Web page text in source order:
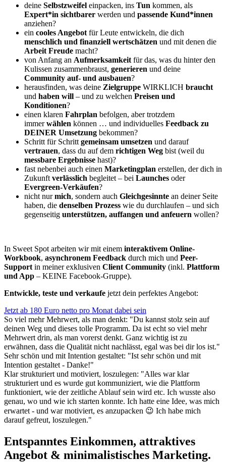
deine Selbstzweifel einpacken, ins Tun kommen, als
Expert*in sichtbarer werden und passende Kund*innen
anziehen?
ein cooles Angebot für Leute entwickeln, die dich
menschlich und finanziell wertschätzen und mit denen die
Arbeit Freude macht?
von Anfang an Aufmerksamkeit für das, was du hinter den
Kulissen zusammenbraust, generieren und deine
Community auf- und ausbauen?
herausfinden, was deine Zielgruppe WIRKLICH braucht
und haben will – und zu welchen Preisen und
Konditionen?
einen klaren Fahrplan befolgen, aber trotzdem
immerwählen können … und individuelles Feedback zu
DEINER Umsetzung bekommen?
Schritt für Schritt gemeinsam umsetzen und darauf
vertrauen, dass du auf dem richtigen Weg bist (weil du
messbare Ergebnisse hast)?
fast nebenbei auch einen Marketingplan erstellen, der dich in
Zukunft verlässlich begleitet – bei Launches oder
Evergreen-Verkäufen?
nicht nurmich, sondern auch Gleichgesinnte an deiner Seite
haben, die denselben Prozess wie du durchlaufen – und sich
gegenseitig unterstützen, auffangen und anfeuern wollen?
In Sweet Spot arbeiten wir mit einem interaktivem Online-
Workbook, asynchronem Feedback durch mich und Peer-
Support in meiner exklusiven Client Community (inkl. Plattform
und App – KEINE Facebook-Gruppe).
Entwickle, teste und verkaufe jetzt dein perfektes Angebot:
Jetzt ab 180 Euro netto pro Monat dabei sein
So viel mehr Mehrwert, als man denkt: "Du kannst stolz sein auf
deinen Weg und dieses tolle Programm. Da ist echt so viel mehr
Mehrwert drin, als man vorerst denkt. Ganz wichtig ist zu
erwähnen, dass die Qualität nicht nachlässt, egal was bei dir los ist."
Sehr schön und mit Intention gestaltet: "Ist sehr schön und mit
Intention gestaltet - Danke!"
Klar strukturiert und motiviert, loszulegen: "Alles war klar
strukturiert und es wurde gut kommuniziert, wie die Plattform
funktioniert, wie der zeitliche Ablauf sein wird etc. Ich wusste also
genau, wo und wie ich starten konnte. Ich hatte eine Idee, was mich
erwartet - und war motiviert, es anzupacken 😉 Ich habe mich
darauf gefreut, loszulegen."
Entspanntes Einkommen, attraktives
Angebot & minimalistisches Marketing.